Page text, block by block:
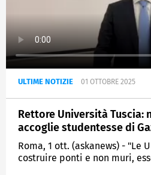
ULTIME NOTIZIE 01 OTTOBRE 2025
Rettore Università Tuscia:
accoglie studentesse di
Roma, 1 ott. (askanews) - "Le
costruire ponti e non muri,